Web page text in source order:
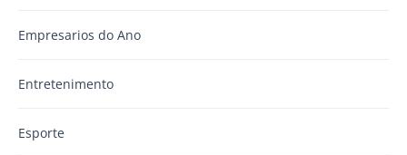
Empresarios do Ano
Entretenimento
Esporte